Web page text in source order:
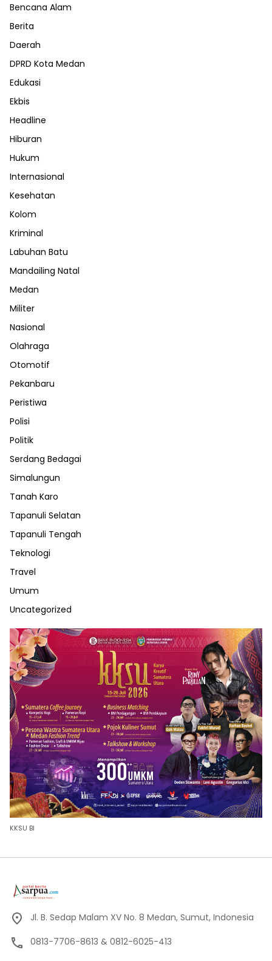
Bencana Alam
Berita
Daerah
DPRD Kota Medan
Edukasi
Ekbis
Headline
Hiburan
Hukum
Internasional
Kesehatan
Kolom
Kriminal
Labuhan Batu
Mandailing Natal
Medan
Militer
Nasional
Olahraga
Otomotif
Pekanbaru
Peristiwa
Polisi
Politik
Serdang Bedagai
Simalungun
Tanah Karo
Tapanuli Selatan
Tapanuli Tengah
Teknologi
Travel
Umum
Uncategorized
KKSU BI
Jl. B. Sedap Malam XV No. 8 Medan, Sumut, Indonesia
0813-7706-8613 & 0812-6025-413